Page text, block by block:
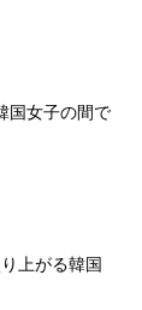
国女子の間で
上がる韓国